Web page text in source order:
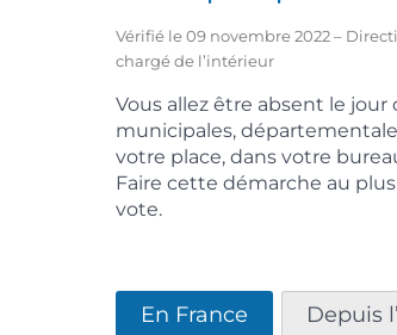
Vérifié le 09 novembre 2022 –
chargé de l’intérieur
Vous allez être absent le
municipales,
votre place, dans votre
Faire cette démarche au
vote.
En France Depuis